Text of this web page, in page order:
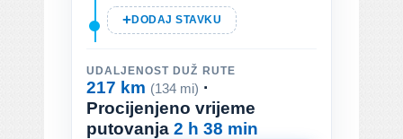
DODAJ STAVKU
UDALJENOST DUŽ RUTE
217 km (134 mi) ·
Procijenjeno vrijeme
putovanja 2 h 38 min